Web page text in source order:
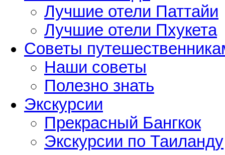
Лучшие отели Паттайи
Лучшие отели Пхукета
Советы
Наши советы
Полезно знать
Экскурсии
Прекрасный Бангкок
Экскурсии по Таиланду